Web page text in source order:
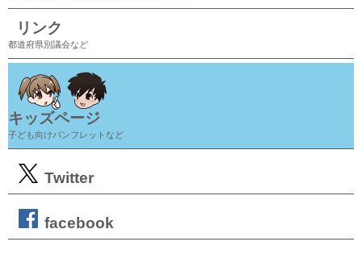
リンク
都道府県別議会など
キッズページ
子ども向けパンフレットなど
Twitter
facebook